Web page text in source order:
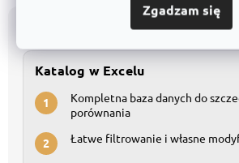
Zgadzam się
Wszystkie produkty
Katalog w Excelu
1
Kompletna baza danych do
porównania
2 Łatwe filtrowanie i własne